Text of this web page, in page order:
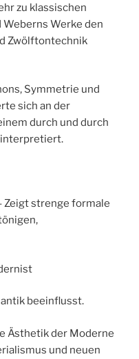
zu klassischen
Weberns Werke den
Zwölftontechnik
Symmetrie und
sich an der
durch und durch
interpretiert.
Zeigt strenge formale
beeinflusst.
Ästhetik der Moderne
und neuen